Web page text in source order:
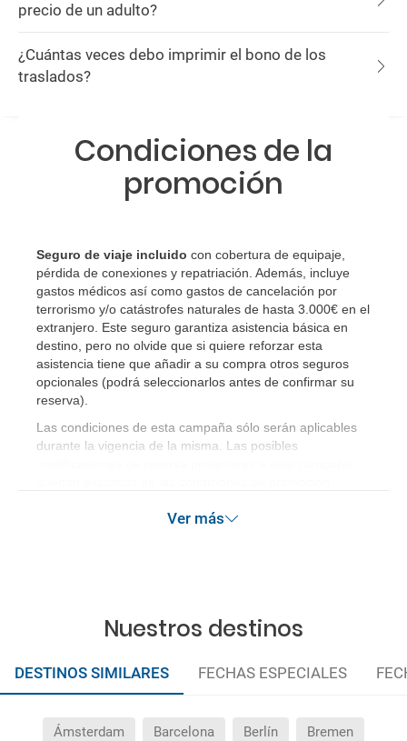
precio de un adulto?
¿Cuántas veces debo imprimir el bono de los
traslados?
Condiciones de la
promoción
Seguro de viaje incluido con cobertura de equipaje,
pérdida de conexiones y repatriación. Además, incluye
gastos médicos así como gastos de cancelación por
terrorismo y/o catástrofes naturales de hasta 3.000€ en el
extranjero. Este seguro garantiza asistencia básica en
destino, pero no olvide que si quiere reforzar esta
asistencia tiene que añadir a su compra otros seguros
opcionales (podrá seleccionarlos antes de confirmar su
reserva)
Las condiciones de esta campaña sólo serán aplicables
durante la vigencia de la misma. Las posibles
Ver más
Nuestros destinos
DESTINOS SIMILARES FECHAS ESPECIALES
Ámsterdam Barcelona Berlín Bremen